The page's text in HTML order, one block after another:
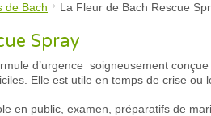
de Bach La Fleur de Bach Rescue
Spray
d’urgence soigneusement
Elle est utile en temps de crise ou
en public, examen, préparatifs de